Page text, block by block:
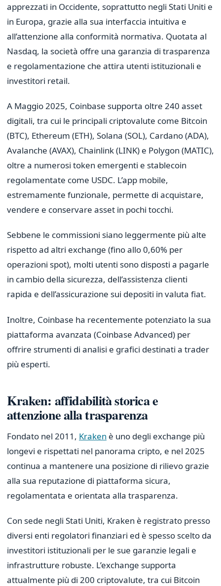
apprezzati in Occidente, soprattutto negli Stati Uniti e
in Europa, grazie alla sua interfaccia intuitiva e
all’attenzione alla conformità normativa. Quotata al
Nasdaq, la società offre una garanzia di trasparenza
e regolamentazione che attira utenti istituzionali e
investitori retail.
A Maggio 2025, Coinbase supporta oltre 240 asset
digitali, tra cui le principali criptovalute come Bitcoin
(BTC), Ethereum (ETH), Solana (SOL), Cardano (ADA),
Avalanche (AVAX), Chainlink (LINK) e Polygon (MATIC),
oltre a numerosi token emergenti e stablecoin
regolamentate come USDC. L’app mobile,
estremamente funzionale, permette di acquistare,
vendere e conservare asset in pochi tocchi.
Sebbene le commissioni siano leggermente più alte
rispetto ad altri exchange (fino allo 0,60% per
operazioni spot), molti utenti sono disposti a pagarle
in cambio della sicurezza, dell’assistenza clienti
rapida e dell’assicurazione sui depositi in valuta fiat.
Inoltre, Coinbase ha recentemente potenziato la sua
piattaforma avanzata (Coinbase Advanced) per
offrire strumenti di analisi e grafici destinati a trader
più esperti.
Kraken: affidabilità storica e
attenzione alla trasparenza
Fondato nel 2011, Kraken è uno degli exchange più
longevi e rispettati nel panorama cripto, e nel 2025
continua a mantenere una posizione di rilievo grazie
alla sua reputazione di piattaforma sicura,
regolamentata e orientata alla trasparenza.
Con sede negli Stati Uniti, Kraken è registrato presso
diversi enti regolatori finanziari ed è spesso scelto da
investitori istituzionali per le sue garanzie legali e
infrastrutture robuste. L’exchange supporta
attualmente più di 200 criptovalute, tra cui Bitcoin